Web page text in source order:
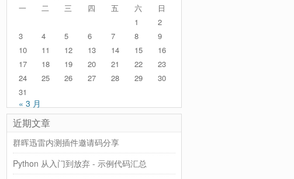
一
二 三 四 五 六
日
1
2
3
4 5 6 7 8
9
10
11 12 13 14 15
16
17
18 19 20 21 22
23
24
25 26 27 28 29
30
31
« 3 月
近期文章
群晖迅雷内测插件邀请码分享
Python 从入门到放弃 - 示例代码汇总